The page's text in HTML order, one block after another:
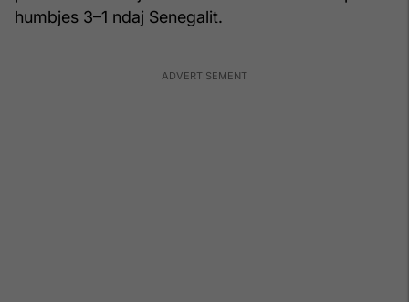
humbjes 3–1 ndaj Senegalit.